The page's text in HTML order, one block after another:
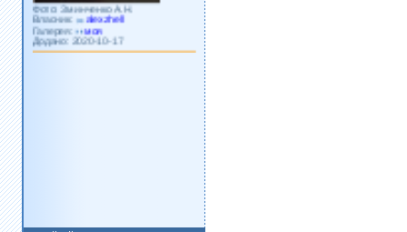
Власник:
alexzhell
Галерея:
моя
Додано: 2020-10-17